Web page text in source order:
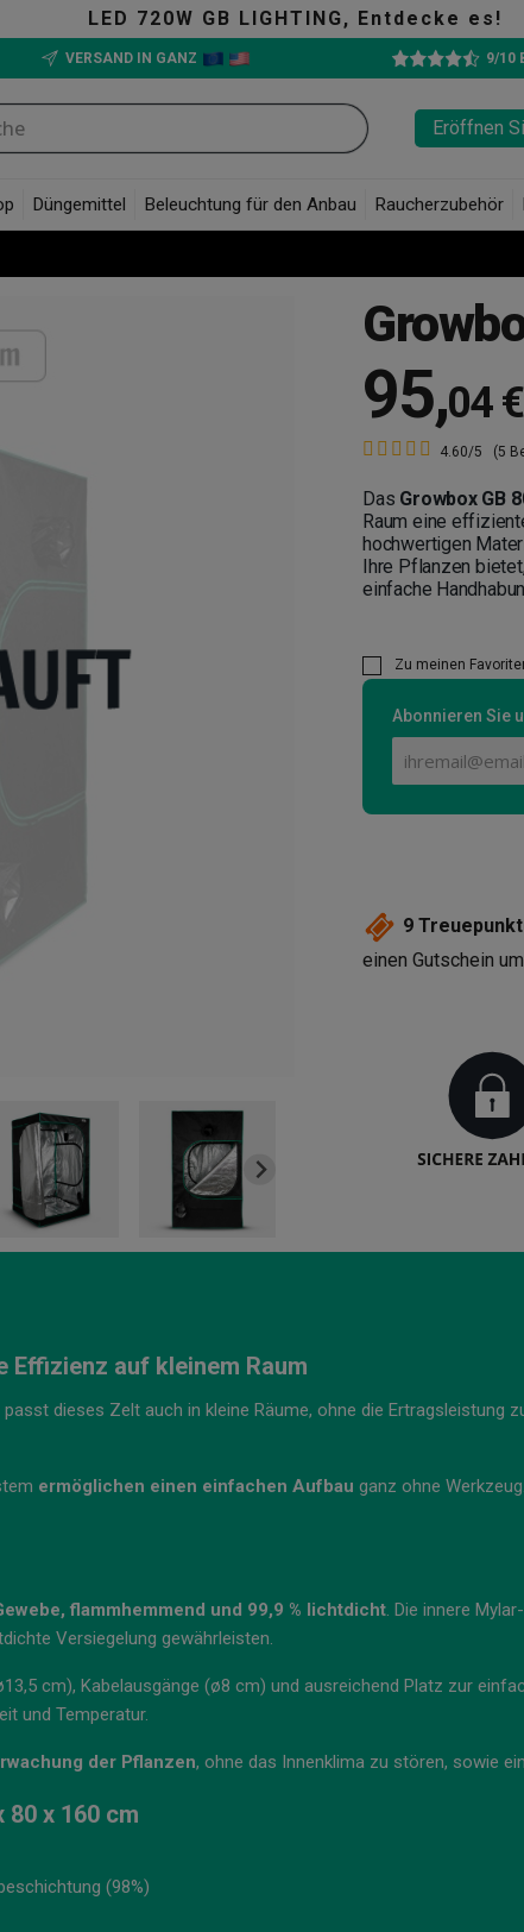
LIGHTING, Entdecke es!
VERSAND IN GANZ 9/10
Eröffnen
Düngemittel Beleuchtung für den Anbau Raucherzubehör
95,04 €
4.60/5 (5
Das Growbox GB
Raum eine
hochwertigen
Ihre Pflanzen
einfache
Zu meinen
Abonnieren Sie
9
einen Gutschein
Effizienz auf kleinem Raum
passt dieses Zelt auch in kleine Räume, ohne die Ertragsleistung
ermöglichen einen einfachen Aufbau ganz ohne
flammhemmend und 99,9 % lichtdicht. Die innere
Versiegelung gewährleisten.
cm), Kabelausgänge (ø8 cm) und ausreichend Platz zur
und Temperatur.
der Pflanzen, ohne das Innenklima zu stören, sowie
80 x 160 cm
(98%)